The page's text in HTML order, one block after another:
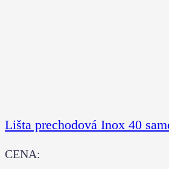
Lišta prechodová Inox 40
CENA: